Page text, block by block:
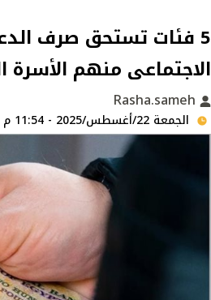
5 فئات تستحق صرف
الاجتماعى منهم الأسرة
الجمعة 22/أغسطس/2025 - 11:54 م